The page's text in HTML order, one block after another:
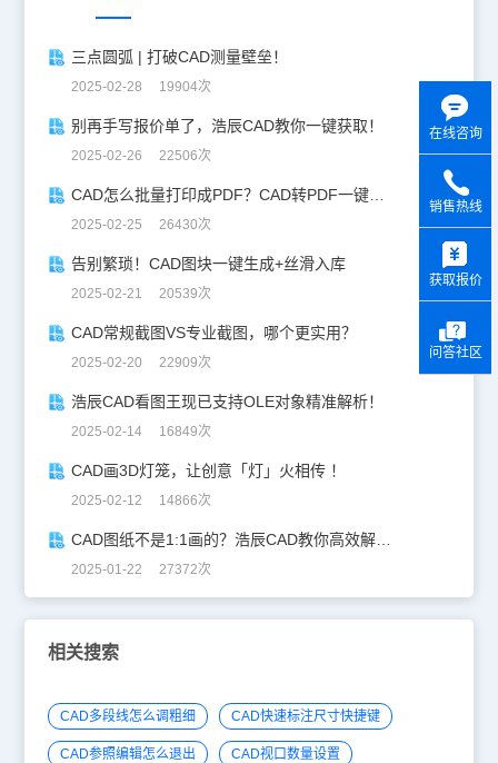
三点圆弧 | 打破CAD测量壁垒！
2025-02-28 19904次
别再手写报价单了，浩辰CAD教你一键获取！
2025-02-26 22506次
CAD怎么批量打印成PDF？CAD转PDF一键批量完成！
2025-02-25 26430次
告别繁琐！CAD图块一键生成+丝滑入库
2025-02-21 20539次
CAD常规截图VS专业截图，哪个更实用？
2025-02-20 22909次
浩辰CAD看图王现已支持OLE对象精准解析！
2025-02-14 16849次
CAD画3D灯笼，让创意「灯」火相传 ！
2025-02-12 14866次
CAD图纸不是1:1画的？浩辰CAD教你高效解决！
2025-01-22 27372次
相关搜索
CAD多段线怎么调粗细 CAD快速标注尺寸快捷键
CAD参照编辑怎么退出 CAD视口数量设置
在线咨询
销售热线
获取报价
问答社区